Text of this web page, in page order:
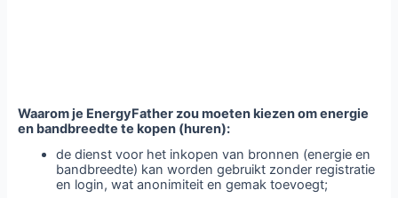
Waarom je EnergyFather zou moeten kiezen om energie
en bandbreedte te kopen (huren):
de dienst voor het inkopen van bronnen (energie en
bandbreedte) kan worden gebruikt zonder registratie
en login, wat anonimiteit en gemak toevoegt;